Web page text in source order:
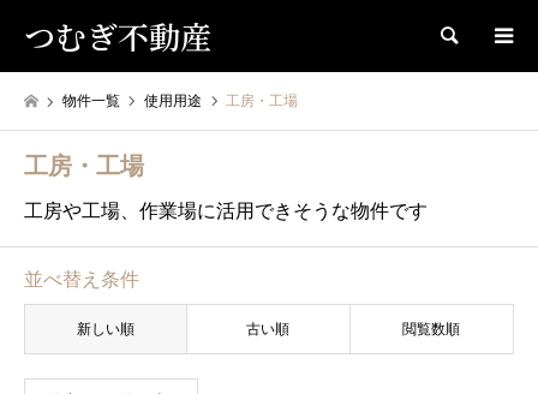
つむぎ不動産 検索
物件一覧 使用用途 工房・工場
工房・工場
工房や工場、作業場に活用できそうな物件です
並べ替え条件
新しい順 古い順 閲覧数順